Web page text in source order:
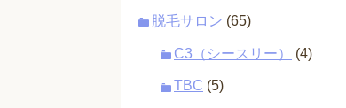
脱毛サロン (65)
C3（シースリー） (4)
TBC (5)